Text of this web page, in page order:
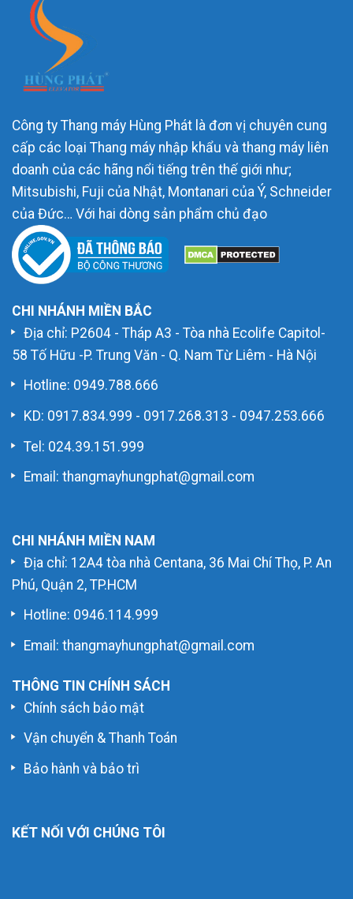
Công ty Thang máy Hùng Phát là đơn vị chuyên cung
cấp các loại Thang máy nhập khẩu và thang máy liên
doanh của các hãng nổi tiếng trên thế giới như;
Mitsubishi, Fuji của Nhật, Montanari của Ý, Schneider
của Đức… Với hai dòng sản phẩm chủ đạo
CHI NHÁNH MIỀN BẮC
Địa chỉ: P2604 - Tháp A3 - Tòa nhà Ecolife Capitol-
58 Tố Hữu -P. Trung Văn - Q. Nam Từ Liêm - Hà Nội
Hotline: 0949.788.666
KD: 0917.834.999 - 0917.268.313 - 0947.253.666
Tel: 024.39.151.999
Email: thangmayhungphat@gmail.com
CHI NHÁNH MIỀN NAM
Địa chỉ: 12A4 tòa nhà Centana, 36 Mai Chí Thọ, P. An
Phú, Quận 2, TP.HCM
Hotline: 0946.114.999
Email: thangmayhungphat@gmail.com
THÔNG TIN CHÍNH SÁCH
Chính sách bảo mật
Vận chuyển & Thanh Toán
Bảo hành và bảo trì
KẾT NỐI VỚI CHÚNG TÔI